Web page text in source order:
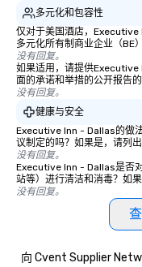
多元化和包容性
仅对于美国酒店，
多元化所有制商业企业（BE
没有回复。
如果适用，请提供
面的承诺和举措的公开报告的
没有回复。
健康与安全
Executive Inn - Dallas的做
议制定的吗？如果是，请列
没有回复。
Executive Inn - Dallas是否
站等）进行清洁和消毒？如
没有回复。
向 Cvent Supplier